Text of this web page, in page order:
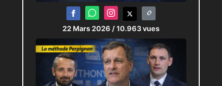
22 Mars 2026 / 10.963 vues